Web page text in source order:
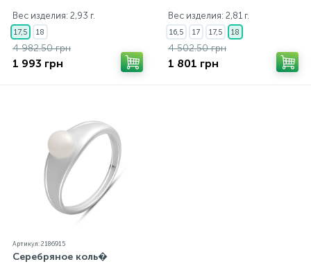
Вес изделия: 2,93 г.
17,5 18
4 982.50 грн
1 993 грн
Вес изделия: 2,81 г.
16,5 17 17,5 18
4 502.50 грн
1 801 грн
Артикул: 2186915
Серебряное коль�